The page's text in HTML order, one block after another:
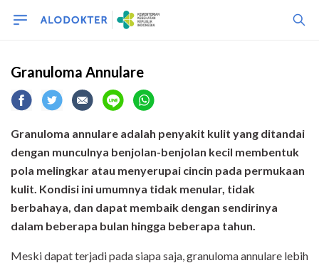
Granuloma Annulare
Granuloma annulare adalah penyakit kulit yang ditandai
dengan munculnya benjolan-benjolan kecil membentuk
pola melingkar atau menyerupai cincin pada permukaan
kulit. Kondisi ini umumnya tidak menular, tidak
berbahaya, dan dapat membaik dengan sendirinya
dalam beberapa bulan hingga beberapa tahun.
Meski dapat terjadi pada siapa saja, granuloma annulare lebih